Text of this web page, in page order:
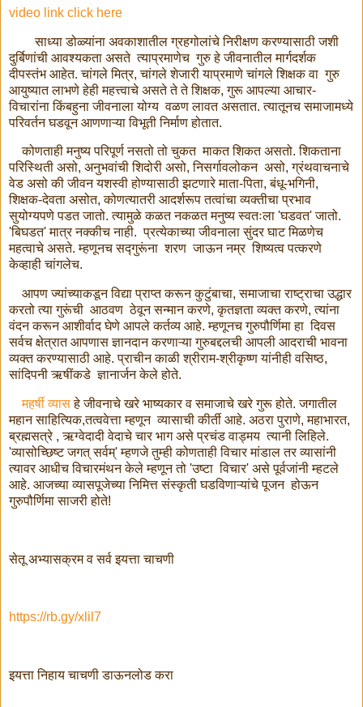
video link click here
साध्या डोळ्यांना अवकाशातील ग्रहगोलांचे निरीक्षण करण्यासाठी जशी
दुर्बिणांची आवश्यकता असते त्याप्रमाणेच गुरु हे जीवनातील मार्गदर्शक
दीपस्तंभ आहेत. चांगले मित्र, चांगले शेजारी याप्रमाणे चांगले शिक्षक वा गुरु
आयुष्यात लाभणे हेही महत्त्वाचे असते ते ते शिक्षक, गुरू आपल्या आचार-
विचारांना किंबहुना जीवनाला योग्य वळण लावत असतात. त्यातूनच समाजामध्ये
परिवर्तन घडवून आणणाऱ्या विभूती निर्माण होतात.
कोणताही मनुष्य परिपूर्ण नसतो तो चुकत माकत शिकत असतो. शिकताना
परिस्थिती असो, अनुभवांची शिदोरी असो, निसर्गावलोकन असो, ग्रंथवाचनाचे
वेड असो की जीवन यशस्वी होण्यासाठी झटणारे माता-पिता, बंधू-भगिनी,
शिक्षक-देवता असोत, कोणत्यातरी आदर्शरूप तत्वांचा व्यक्तीचा प्रभाव
सुयोग्यपणे पडत जातो. त्यामुळे कळत नकळत मनुष्य स्वतःला 'घडवत' जातो.
'बिघडत' मात्र नक्कीच नाही. प्रत्येकाच्या जीवनाला सुंदर घाट मिळणेच
महत्वाचे असते. म्हणूनच सद्गुरूंना शरण जाऊन नम्र शिष्यत्व पत्करणे
केव्हाही चांगलेच.
आपण ज्यांच्याकडून विद्या प्राप्त करून कुटुंबाचा, समाजाचा राष्ट्राचा उद्धार
करतो त्या गुरूंची आठवण ठेवून सन्मान करणे, कृतज्ञता व्यक्त करणे, त्यांना
वंदन करून आशीर्वाद घेणे आपले कर्तव्य आहे. म्हणूनच गुरुपौर्णिमा हा दिवस
सर्वच क्षेत्रात आपणास ज्ञानदान करणाऱ्या गुरुबद्दलची आपली आदराची भावना
व्यक्त करण्यासाठी आहे. प्राचीन काळी श्रीराम-श्रीकृष्ण यांनीही वसिष्ठ,
सांदिपनी ऋषींकडे ज्ञानार्जन केले होते.
महर्षी व्यासहे जीवनाचे खरे भाष्यकार व समाजाचे खरे गुरू होते. जगातील
महान साहित्यिक,तत्ववेत्ता म्हणून व्यासाची कीर्ती आहे. अठरा पुराणे, महाभारत,
ब्रह्मसत्रे , ऋग्वेदादी वेदाचे चार भाग असे प्रचंड वाड्मय त्यानी लिहिले.
'व्यासोच्छिष्ट जगत् सर्वम्' म्हणजे तुम्ही कोणताही विचार मांडाल तर व्यासांनी
त्यावर आधीच विचारमंथन केले म्हणून तो 'उष्टा विचार' असे पूर्वजांनी म्हटले
आहे. आजच्या व्यासपूजेच्या निमित्त संस्कृती घडविणाऱ्यांचे पूजन होऊन
गुरुपौर्णिमा साजरी होते!
सेतू अभ्यासक्रम व सर्व इयत्ता चाचणी
https://rb.gy/xlil7
इयत्ता निहाय चाचणी डाऊनलोड करा